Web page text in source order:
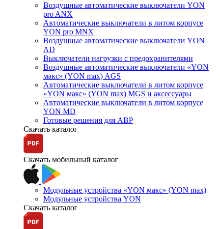
Воздушные автоматические выключатели YON
pro ANX
Автоматические выключатели в литом корпусе
YON pro MNX
Воздушные автоматические выключатели YON
AD
Выключатели нагрузки с предохранителями
Воздушные автоматические выключатели «YON
макс» (YON max) AGS
Автоматические выключатели в литом корпусе
«YON макс» (YON max) MGS и аксессуары
Автоматические выключатели в литом корпусе
YON MD
Готовые решения для АВР
Скачать каталог
Скачать мобильный каталог
Модульные устройства «YON макс» (YON max)
Модульные устройства YON
Скачать каталог